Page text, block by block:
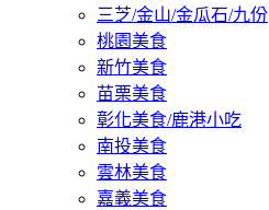
三芝/金山/金瓜石/九份
桃園美食
新竹美食
苗栗美食
彰化美食/鹿港小吃
南投美食
雲林美食
嘉義美食